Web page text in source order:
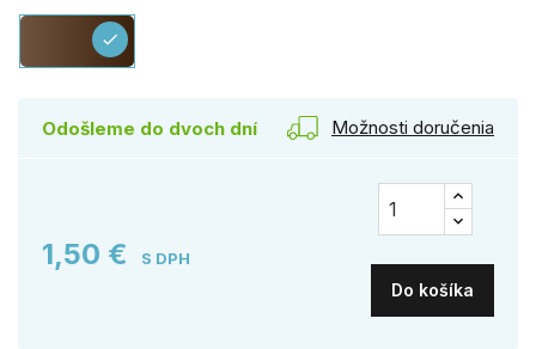
Hnedá
check
Odošleme do dvoch dní Možnosti doručenia
1,50 € S DPH
Do košíka